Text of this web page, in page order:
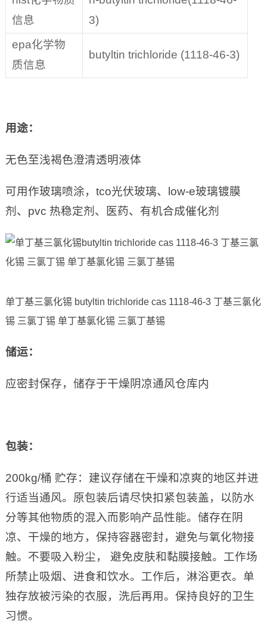
信息
3)
epa化学物
质信息
butyltin trichloride (1118-46-3)
用途：
无色至浅褐色澄清透明液体
可用作玻璃喷涂，tco光伏玻璃、low-e玻璃镀膜
剂、pvc 热稳定剂、医药、有机合成催化剂
单丁基三氯化锡 butyltin trichloride cas 1118-46-3 丁基三氯化
锡 三氯丁锡 单丁基氯化锡 三氯丁基锡
储运：
应密封保存，储存于干燥阴凉通风仓库内
包装：
200kg/桶 贮存：建议存储在干燥和凉爽的地区并进
行适当通风。原包装后请尽快扣紧包装盖，以防水
分等其他物质的混入而影响产品性能。储存在阴
凉、干燥的地方，保持容器密封，避免与氧化物接
触。不要吸入粉尘， 避免皮肤和黏膜接触。工作场
所禁止吸烟、进食和饮水。工作后，淋浴更衣。单
独存放被污染的衣服，洗后再用。保持良好的卫生
习惯。